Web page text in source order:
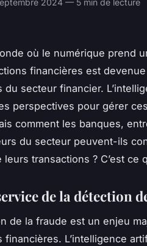
où le numérique prend
financières est
du secteur financier.
perspectives pour gérer
comment les banques,
du secteur peuvent-ils
leurs transactions ? C’est
de la détection
de la fraude est un enjeu
financières. L’intelligence